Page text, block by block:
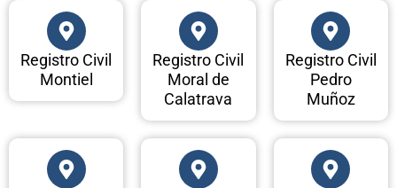
Registro Civil
Montiel
Registro Civil
Moral de
Calatrava
Registro Civil
Pedro
Muñoz